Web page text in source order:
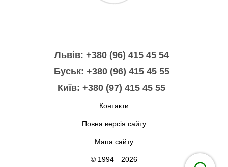
Львів: +380 (96) 415 45 54
Буськ: +380 (96) 415 45 55
Київ: +380 (97) 415 45 55
Контакти
Повна версія сайту
Мапа сайту
© 1994—2026